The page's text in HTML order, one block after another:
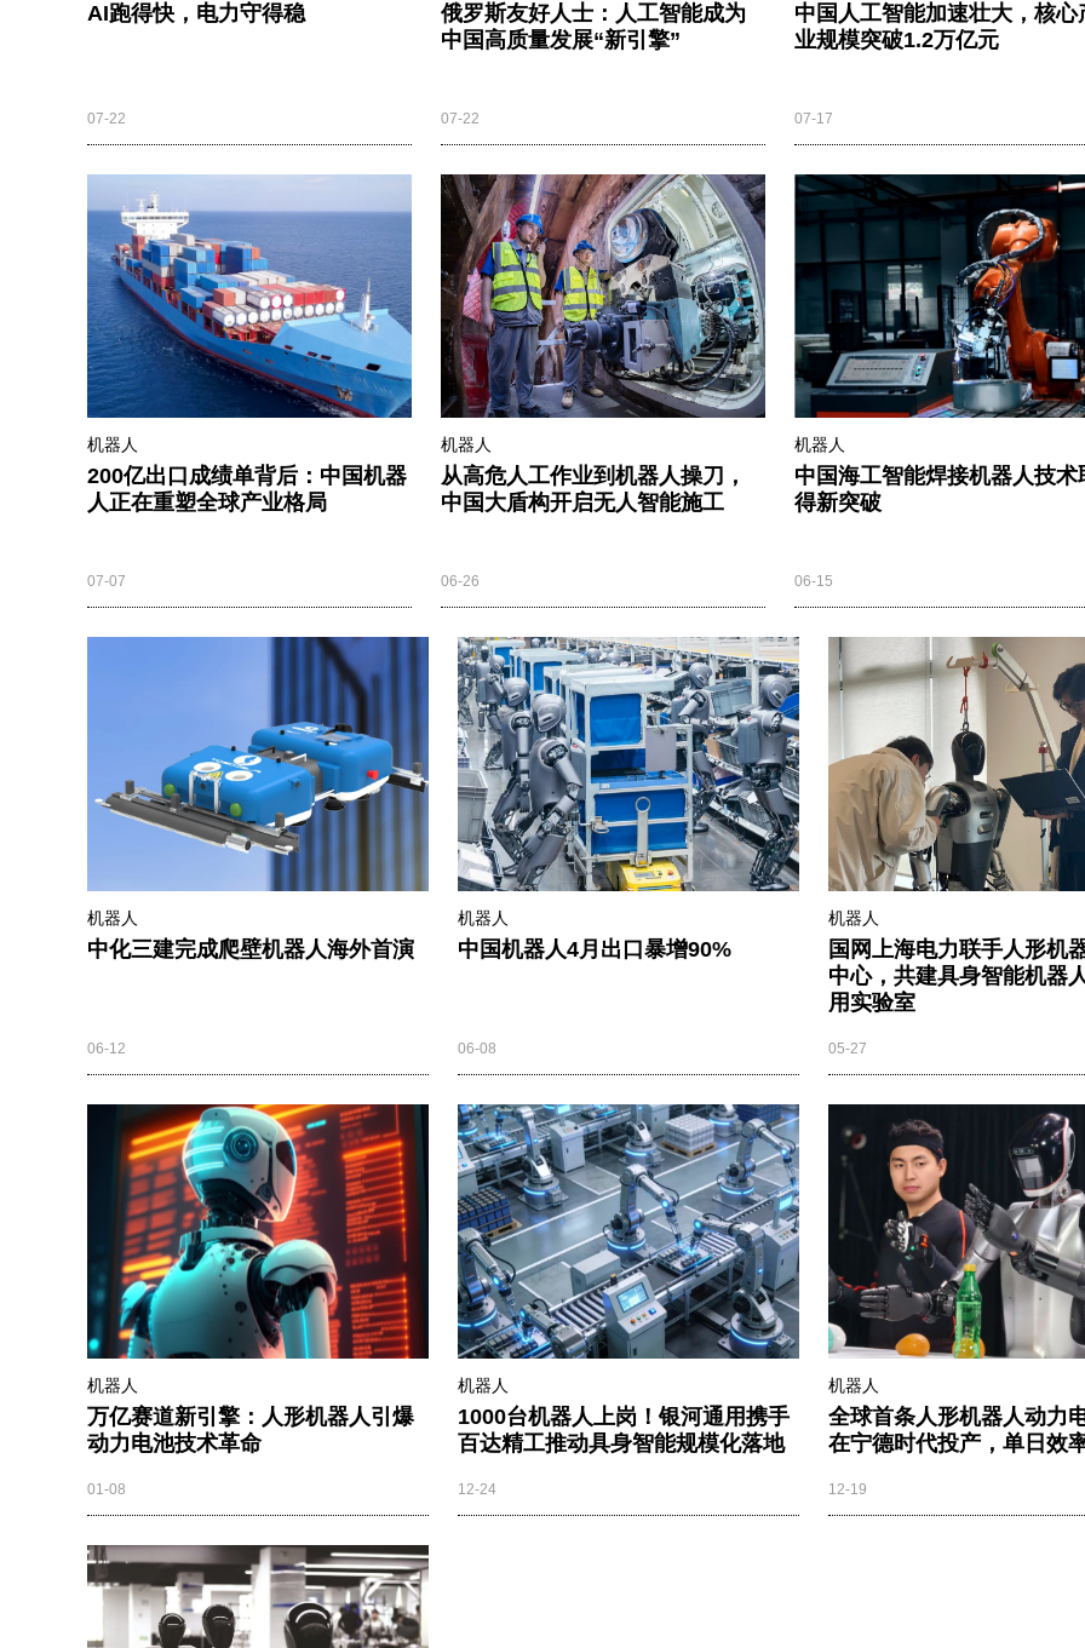
AI跑得快，电力守得稳
07-22
俄罗斯友好人士：人工智能成为
中国高质量发展“新引擎”
07-22
中国人工智能加速壮大，核心
业规模突破1.2万亿元
07-17
机器人
200亿出口成绩单背后：中国机器
人正在重塑全球产业格局
07-07
机器人
从高危人工作业到机器人操刀，
中国大盾构开启无人智能施工
06-26
机器人
中国海工智能焊接机器人技术
得新突破
06-15
机器人
中化三建完成爬壁机器人海外首演
06-12
机器人
中国机器人4月出口暴增90%
06-08
机器人
国网上海电力联手人形机
中心，共建具身智能机器
用实验室
05-27
机器人
万亿赛道新引擎：人形机器人引爆
动力电池技术革命
01-08
机器人
1000台机器人上岗！银河通用携手
百达精工推动具身智能规模化落地
12-24
机器人
全球首条人形机器人动力
在宁德时代投产，单日效
12-19